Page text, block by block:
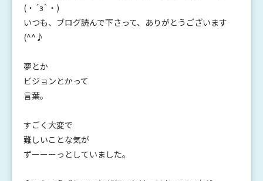
(・´з`・)
いつも、ブログ読んで下さって、ありがとうございます
(^^♪
夢とか
ビジョンとかって
言葉。
すごく大変で
難しいことな気が
ずーーーっとしていました。